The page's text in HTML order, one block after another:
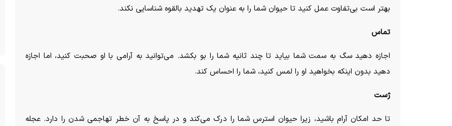
بهتر است بی‌تفاوت عمل کنید تا حیوان شما را به عنوان یک تهدید بالقوه شناسایی نکند.
تماس
اجازه دهید سگ به سمت شما بیاید تا چند ثانیه شما را بو بکشد. می‌توانید به آرامی با او صحبت کنید، اما اجازه
دهید بدون اینکه بخواهید او را لمس کنید، شما را احساس کند.
ژست
تا حد امکان آرام باشید، زیرا حیوان استرس شما را درک می‌کند و در پاسخ به آن خطر تهاجمی شدن را دارد. عجله